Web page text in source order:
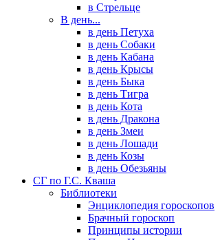
в Стрельце
В день...
в день Петуха
в день Собаки
в день Кабана
в день Крысы
в день Быка
в день Тигра
в день Кота
в день Дракона
в день Змеи
в день Лошади
в день Козы
в день Обезьяны
СГ по Г.С. Кваша
Библиотеки
Энциклопедия гороскопов
Брачный гороскоп
Принципы истории